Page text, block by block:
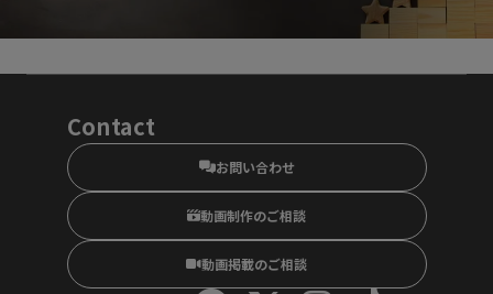
Contact
お問い合わせ
動画制作のご相談
動画掲載のご相談